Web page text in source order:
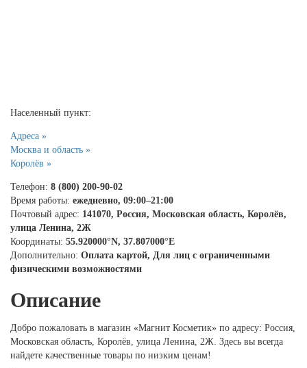
Населенный пункт:
Адреса »
Москва и область »
Королёв »
Телефон: 8 (800) 200-90-02
Время работы: ежедневно, 09:00–21:00
Почтовый адрес: 141070, Россия, Московская область, Королёв,
улица Ленина, 2Ж
Координаты: 55.920000°N, 37.807000°E
Дополнительно: Оплата картой, Для лиц с ограниченными
физическими возможностями
Описание
Добро пожаловать в магазин «Магнит Косметик» по адресу: Россия,
Московская область, Королёв, улица Ленина, 2Ж. Здесь вы всегда
найдете качественные товары по низким ценам!